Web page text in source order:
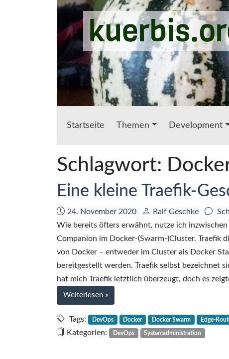
Zum Hauptinhalt springen
Startseite Themen Development
Schlagwort:
Eine kleine Traefik-
Datum:
24. November 2020 Autor:
Ralf Geschke
Wie bereits öfters erwähnt, nutze ich
Companion im Docker-(Swarm-)Cluster. Traefik
von Docker – entweder im Cluster als Docker
bereitgestellt werden. Traefik selbst bezeichnet
hat mich Traefik letztlich überzeugt, doch es
Weiterlesen bei
Eine
kleine
Traefik-
»
Tags: DevOps Docker Docker Swarm Edge-
Kategorien: DevOps Systemadministration